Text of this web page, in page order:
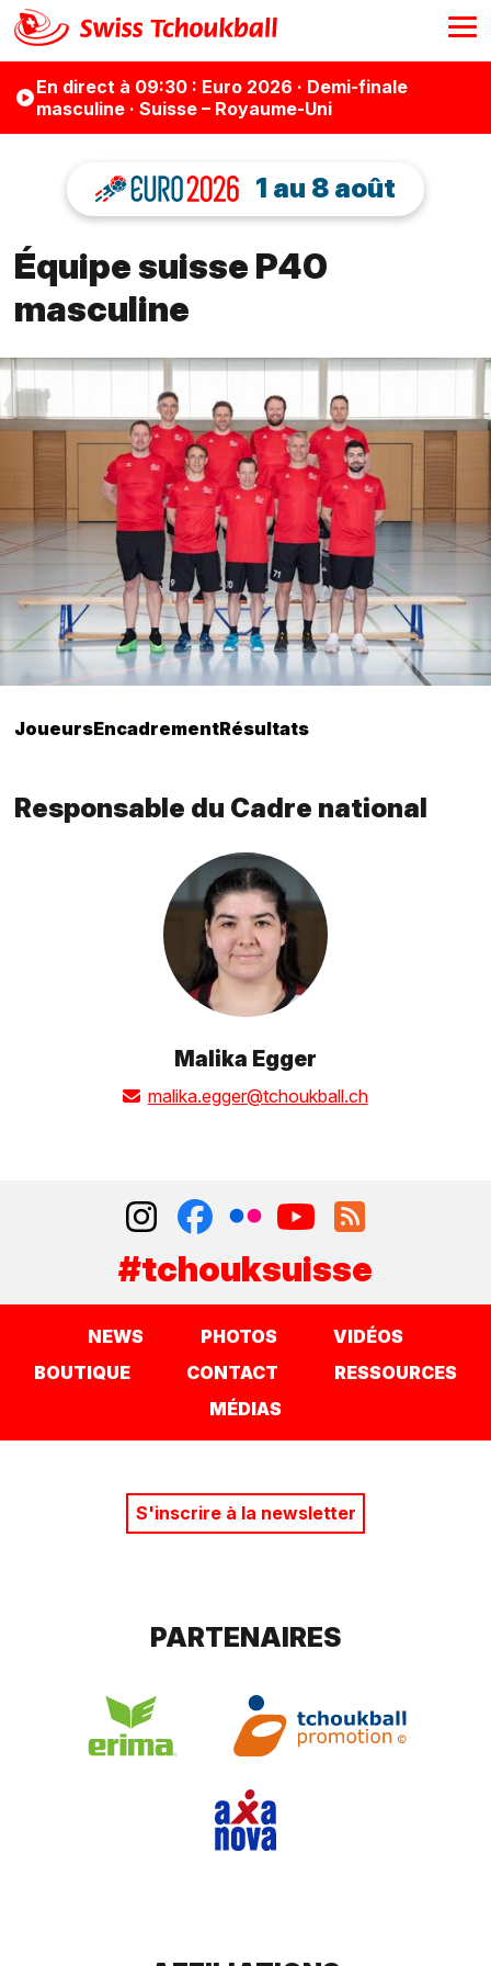
En direct à 09:30: Euro 2026 · Demi-finale
masculine · Suisse – Royaume-Uni
1 au 8 août
Équipe suisse P40
masculine
JoueursEncadrementRésultats
Responsable du Cadre national
Malika Egger
malika.egger@tchoukball.ch
#tchouksuisse
NEWS PHOTOS
VIDÉOS
BOUTIQUE
CONTACT
RESSOURCES
MÉDIAS
S'inscrire à la newsletter
PARTENAIRES